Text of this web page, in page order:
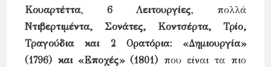
Κουαρτέττα, 6 Λειτουργίες, πολλά
Ντιβερτιμέντα, Σονάτες, Κοντσέρτα, Τρίο,
Τραγούδια και 2 Ορατόρια:
«Δημιουργία»
(1796) και «Εποχές» (1801) που είναι τα πιο